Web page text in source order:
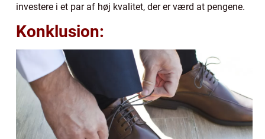
investere i et par af høj kvalitet, der er værd at pengene.
Konklusion: